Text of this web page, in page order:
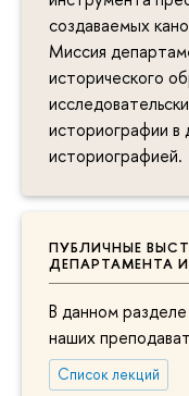
создаваемых
Миссия
исторического
историографии в
историографией.
ПУБЛИЧНЫЕ
ДЕПАРТАМЕНТА
В данном
наших
Список лекций